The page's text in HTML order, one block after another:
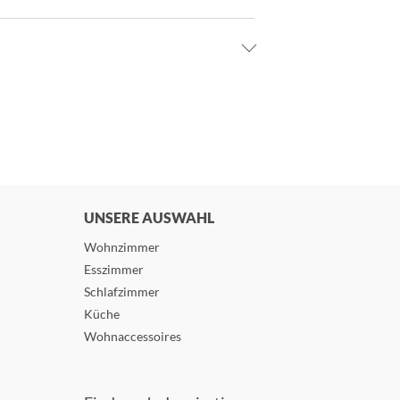
UNSERE AUSWAHL
Wohnzimmer
Esszimmer
Schlafzimmer
Küche
Wohnaccessoires